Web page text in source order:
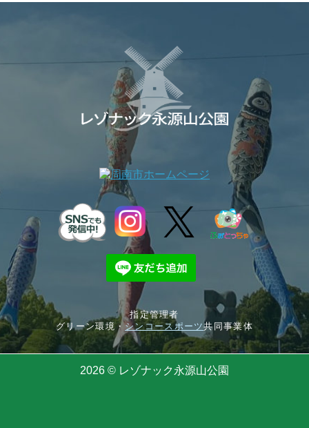
指定管理者
グリーン環境・シンコースポーツ共同事業体
2026 © レゾナック永源山公園